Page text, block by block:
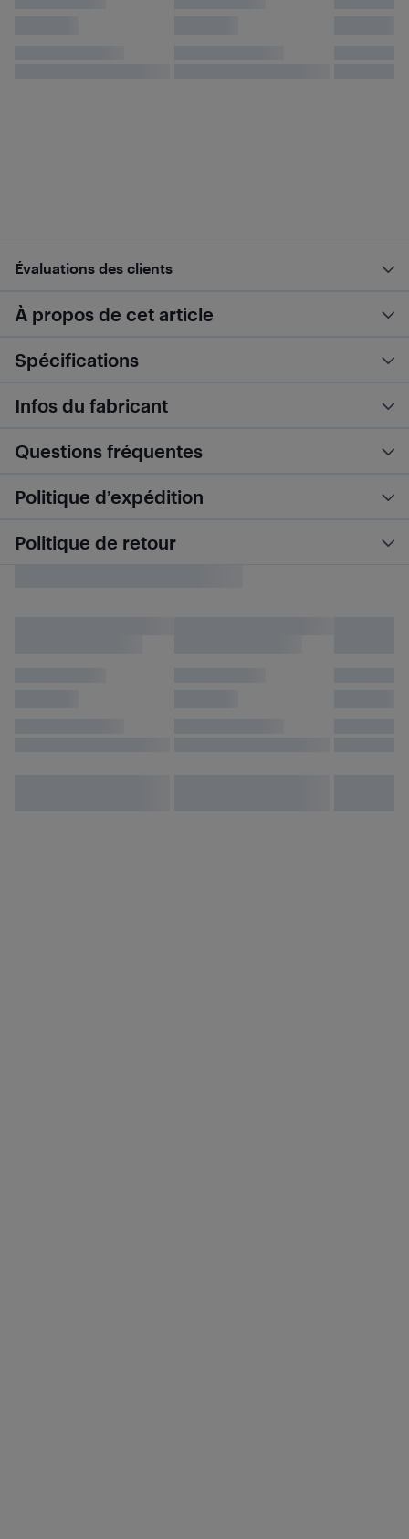
Évaluations des clients
À propos de cet article
Spécifications
Infos du fabricant
Questions fréquentes
Politique d’expédition
Politique de retour